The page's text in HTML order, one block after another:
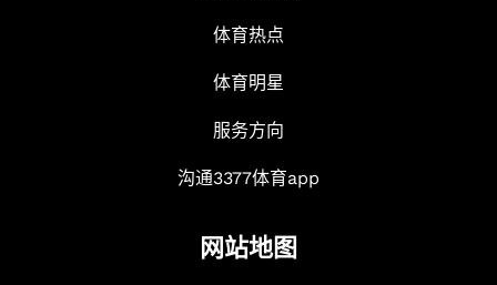
体育热点
体育明星
服务方向
沟通3377体育app
网站地图